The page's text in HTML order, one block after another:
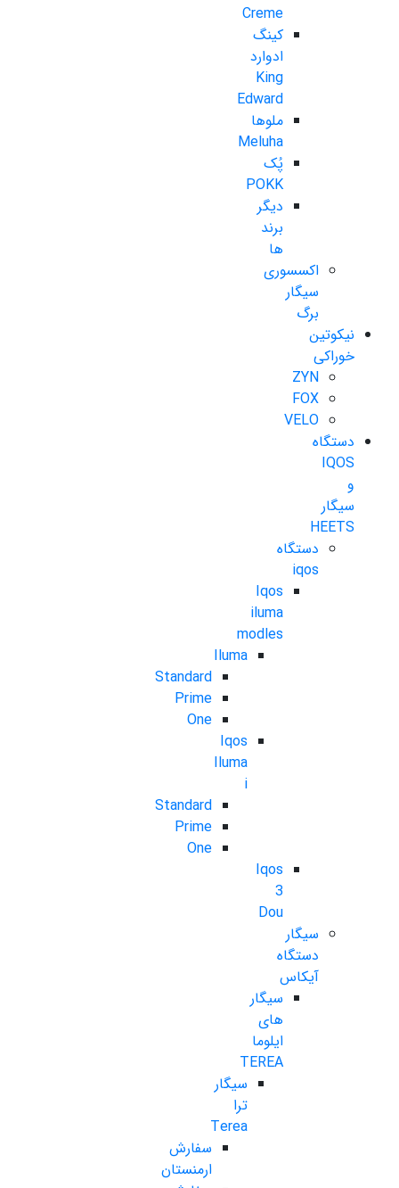
Creme
کینگ
ادوارد
King
Edward
ملوها
Meluha
پُک
POKK
دیگر
برند
ها
اکسسوری
سیگار
برگ
نیکوتین
خوراکی
ZYN
FOX
VELO
دستگاه
IQOS
و
سیگار
HEETS
دستگاه
iqos
Iqos
iluma
modles
Iluma
Standard
Prime
One
Iqos
Iluma
i
Standard
Prime
One
Iqos
3
Dou
سیگار
دستگاه
آیکاس
سیگار
های
ایلوما
TEREA
سیگار
ترا
Terea
سفارش
ارمنستان